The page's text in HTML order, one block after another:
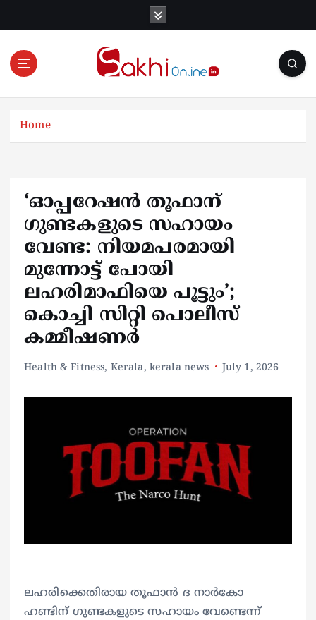
Online News Portal
Home
‘ഓപ്പറേഷൻ തൂഫാന്
ഗുണ്ടകളുടെ സഹായം
വേണ്ട: നിയമപരമായി
മുന്നോട്ട് പോയി
ലഹരിമാഫിയെ പൂട്ടും’;
കൊച്ചി സിറ്റി പൊലീസ്
കമ്മീഷണർ
Health & Fitness, Kerala, kerala news July 1, 2026
ലഹരിക്കെതിരായ തൂഫാൻ ദ നാർകോ
ഹണ്ടിന് ഗുണ്ടകളുടെ സഹായം വേണ്ടെന്ന്